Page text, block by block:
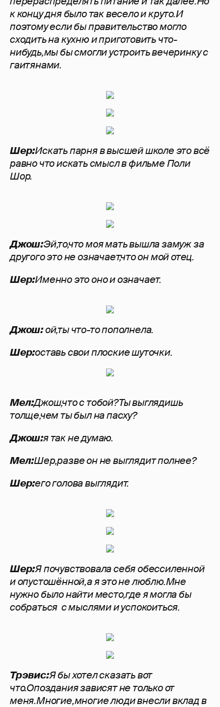
к концу дня было так весело и круто.И
поэтому если бы правительство могло
сходить на кухню и приготовить что-
нибудь,мы бы смогли устроить вечеринку с
гаитянами.
Шер:Искать парня в высшей школе это всё
равно что искать смысл в фильме Поли
Шор.
Джош:Эй,то,что моя мать вышла замуж за
другого это не означает,что он мой отец.
Шер:Именно это оно и означает.
Джош:ой,ты что-то пополнела.
Шер:оставь свои плоские шуточки.
Мел:Джош,что с тобой?Ты выглядишь
толще,чем ты был на пасху?
Джош:я так не думаю.
Мел:Шер,разве он не выглядит полнее?
Шер:его голова выглядит.
Шер:Я почувствовала себя обессиленной
и опустошённой,а я это не люблю.Мне
нужно было найти место,где я могла бы
собраться с мыслями и успокоиться.
Трэвис:Я бы хотел сказать вот
что.Опоздания зависят не только от
меня.Многие,многие люди внесли вклад в